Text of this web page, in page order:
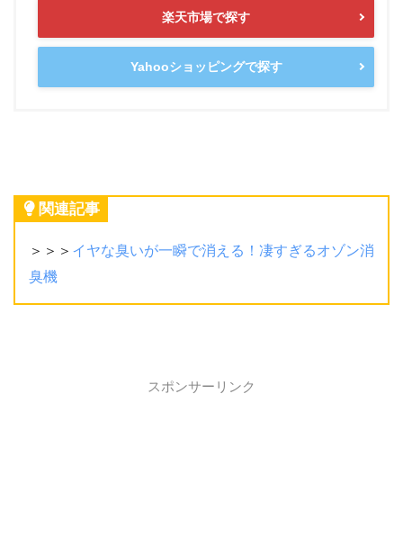
楽天市場で探す
Yahooショッピングで探す
関連記事
＞＞＞ イヤな臭いが一瞬で消える！凄すぎるオゾン消
臭機
スポンサーリンク